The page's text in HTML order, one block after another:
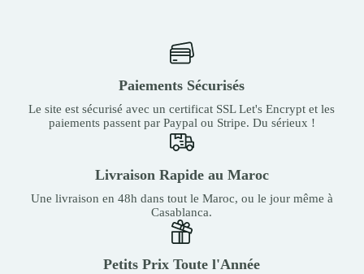
Paiements Sécurisés
Le site est sécurisé avec un certificat SSL Let's Encrypt et les
paiements passent par Paypal ou Stripe. Du sérieux !
Livraison Rapide au Maroc
Une livraison en 48h dans tout le Maroc, ou le jour même à
Casablanca.
Petits Prix Toute l'Année